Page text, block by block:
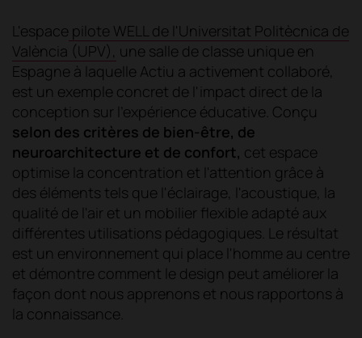
L'espace pilote WELL de l'Universitat Politècnica de
València (UPV), une salle de classe unique en
Espagne à laquelle Actiu a activement collaboré,
est un exemple concret de l'impact direct de la
conception sur l'expérience éducative. Conçu
selon des critères de bien-être, de
neuroarchitecture et de confort, cet espace
optimise la concentration et l'attention grâce à
des éléments tels que l'éclairage, l'acoustique, la
qualité de l'air et un mobilier flexible adapté aux
différentes utilisations pédagogiques. Le résultat
est un environnement qui place l'homme au centre
et démontre comment le design peut améliorer la
façon dont nous apprenons et nous rapportons à
la connaissance.